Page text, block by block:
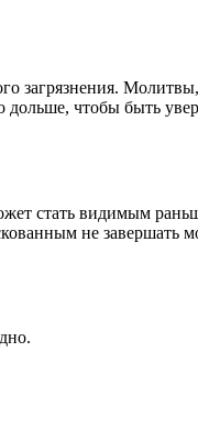
загрязнения.
чтобы быть
стать видимым
не завершать